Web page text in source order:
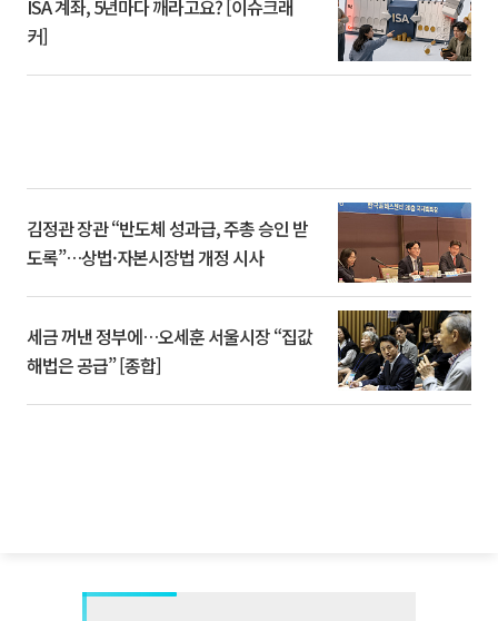
ISA 계좌, 5년마다 깨라고요? [이슈크래
커]
김정관 장관 “반도체 성과급, 주총 승인 받
도록”…상법·자본시장법 개정 시사
세금 꺼낸 정부에…오세훈 서울시장 “집값
해법은 공급” [종합]